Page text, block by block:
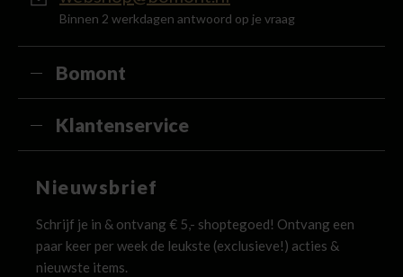
Binnen 2 werkdagen antwoord op je vraag
Bomont
Klantenservice
Nieuwsbrief
Schrijf je in & ontvang € 5,- shoptegoed! Ontvang een
paar keer per week de leukste (exclusieve!) acties &
nieuwste items.